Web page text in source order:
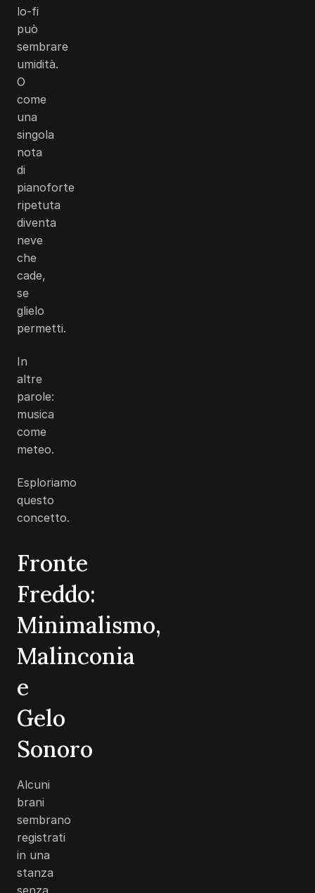
lo-fi
può
sembrare
umidità.
O
come
una
singola
nota
di
pianoforte
ripetuta
diventa
neve
che
cade,
se
glielo
permetti.
In
altre
parole:
musica
come
meteo.
Esploriamo
questo
concetto.
Fronte
Freddo:
Minimalismo,
Malinconia
e
Gelo
Sonoro
Alcuni
brani
sembrano
registrati
in una
stanza
senza